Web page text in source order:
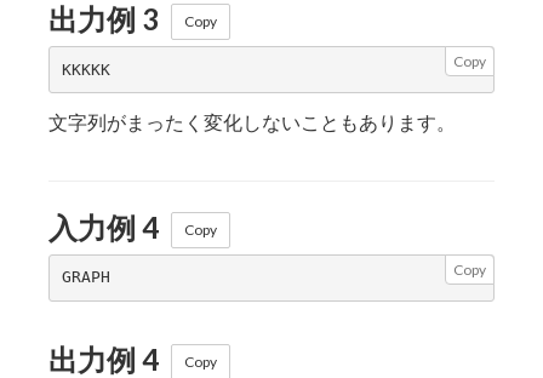
出力例 3 Copy
Copy
KKKKK
文字列がまったく変化しないこともあります。
入力例 4 Copy
Copy
出力例 4 Copy